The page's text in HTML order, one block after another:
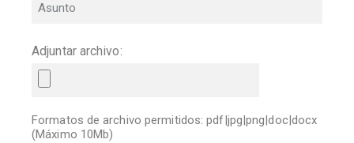
Adjuntar archivo:
Formatos de archivo permitidos: pdf|jpg|png|doc|docx
(Máximo 10Mb)